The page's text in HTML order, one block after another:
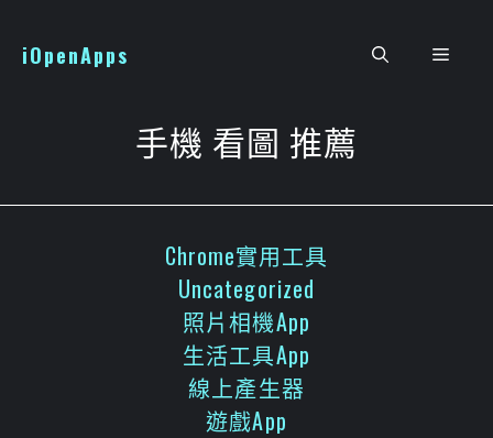
iOpenApps 選
手機 看圖 推薦
Chrome實用工具
Uncategorized
照片相機App
生活工具App
線上產生器
遊戲App